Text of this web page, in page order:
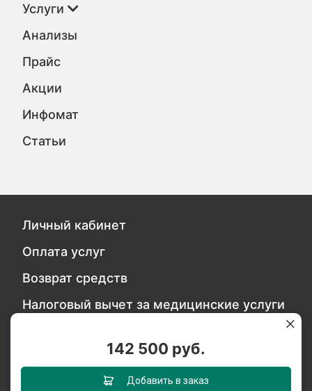
142 500 руб.
Добавить в заказ
Услуги
Анализы
Прайс
Акции
Инфомат
Статьи
Личный кабинет
Оплата услуг
Возврат средств
Налоговый вычет за медицинские услуги